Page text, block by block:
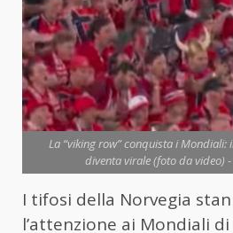
La “viking row” conquista i
diventa virale (foto da video)
I tifosi della Norvegia
l’attenzione ai Mondiali